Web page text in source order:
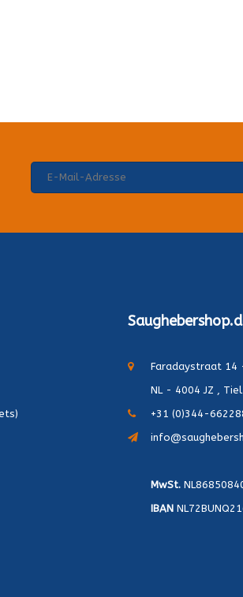
Faradaystraat 14
NL - 4004 JZ , Tiel
+31 (0)344-
MwSt.
IBAN